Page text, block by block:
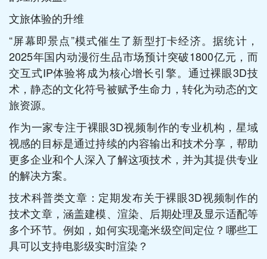
文旅体验的升维
“屏幕即景点”模式催生了新型打卡经济。据统计，
2025年国内动漫衍生品市场预计突破1800亿元，而
交互式IP体验将成为核心增长引擎。通过裸眼3D技
术，静态的文化符号被赋予生命力，转化为动态的文
旅资源。
作为一家专注于裸眼3D视频制作的专业机构，星域
视感的目标是通过持续的内容输出和技术分享，帮助
更多企业和个人深入了解这项技术，并为其提供专业
的解决方案。
技术科普类文章：定期发布关于裸眼3D视频制作的
技术文章，涵盖建模、渲染、后期处理及显示适配等
多个环节。例如，如何实现毫米级空间定位？哪些工
具可以支持电影级实时渲染？